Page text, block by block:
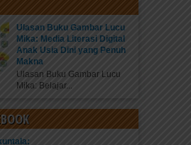
Ulasan Buku Gambar Lucu
Mika: Media Literasi Digital
Anak Usia Dini yang Penuh
Makna
Ulasan Buku Gambar Lucu
Mika: Belajar...